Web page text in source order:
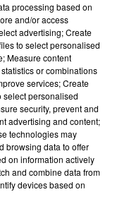
2024 à 19h30
2024 à 21h00
processing based on
and/or access
advertising; Create
to select personalised
Measure content
or combinations
services; Create
select personalised
security, prevent and
advertising and content;
technologies may
browsing data to offer
on information actively
and combine data from
devices based on